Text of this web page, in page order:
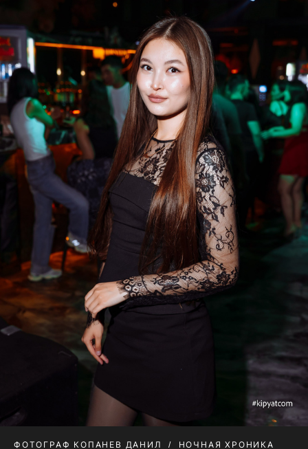
ФОТОГРАФ КОПАНЕВ ДАНИЛ НОЧНАЯ ХРОНИКА